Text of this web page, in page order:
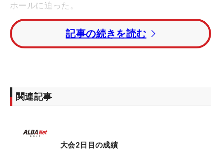
ホールに迫った。
1番でいきなりボギーを叩くなど、思うように伸ば
せない一日。それでも耐えながら、なんとかチャン
らも、その最終ホールでバーディを奪い抜け出し
た。「フィーリングが良くないときにピンを攻める
を冷静に考えて、無理をしないマネジメントでプレ
ーしています」。これを常に頭に置いている。
記事の続きを読む
関連記事
大会2日目の成績